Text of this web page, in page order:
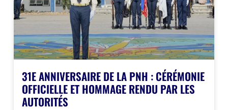
31E ANNIVERSAIRE DE LA PNH : CÉRÉMONIE
OFFICIELLE ET HOMMAGE RENDU PAR LES
AUTORITÉS